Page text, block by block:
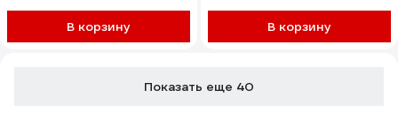
В корзину В корзину
Показать еще 40